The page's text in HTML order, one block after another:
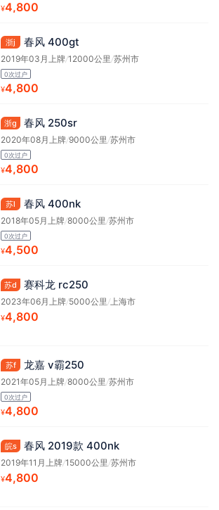
¥4,800
浙j 春风 400gt
2019年03月上牌/12000公里/苏州市
0次过户
¥4,800
浙g 春风 250sr
2020年08月上牌/9000公里/苏州市
0次过户
¥4,800
苏l 春风 400nk
2018年05月上牌/8000公里 /苏州市
0次过户
¥4,500
苏d 赛科龙 rc250
2023年06月上牌/5000公里 /上海市
¥4,800
苏f 龙嘉 v霸250
2021年05月上牌/8000公里 /苏州市
0次过户
¥4,800
皖s 春风 2019款 400nk
2019年11月上牌/15000公里 /苏州市
¥4,800